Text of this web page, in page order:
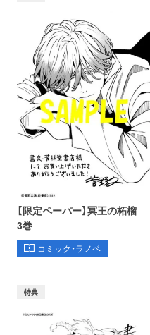
【限定ペーパー】冥王の柘榴
3巻
コミック・ラノベ
特典